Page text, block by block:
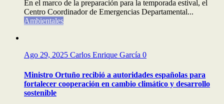
En el marco de la preparación para la temporada estival, el
Centro Coordinador de Emergencias Departamental...
Ambientales
Ago 29, 2025 Carlos Enrique García 0
Ministro Ortuño recibió a autoridades españolas para
fortalecer cooperación en cambio climático y desarrollo
sostenible